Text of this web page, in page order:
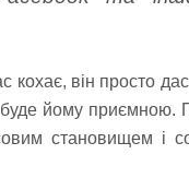
кохає, він просто
йому приємною.
становищем і